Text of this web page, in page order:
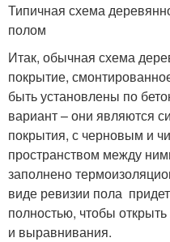
Типичная схема
полом
Итак, обычная схема
покрытие,
быть установлены по
вариант – они являются
покрытия, с черновым и
пространством между
заполнено
виде ревизии пола
полностью, чтобы
и выравнивания.